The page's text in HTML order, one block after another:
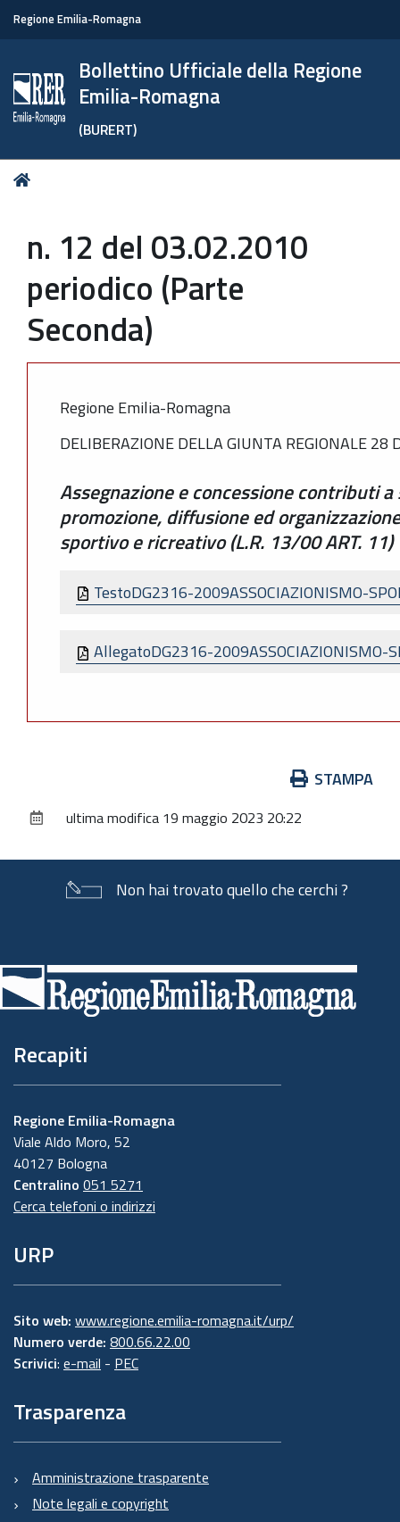
Regione Emilia-Romagna
Bollettino Ufficiale della Regione
Emilia-Romagna
(BURERT)
Tu
n. 12 del 03.02.2010
periodico (Parte
Seconda)
Regione Emilia-Romagna
DELIBERAZIONE DELLA GIUNTA REGIONALE
Assegnazione e concessione contributi
promozione, diffusione ed
sportivo e ricreativo (L.R. 13/00 ART. 11)
TestoDG2316-2009ASSOCIAZIONISMO-
AllegatoDG2316-2009ASSOCIAZIONISMO-
documento
STAMPA
ultima modifica 19 maggio 2023 20:22
Non hai trovato quello che cerchi ?
di
pagina
Recapiti
Regione Emilia-Romagna
Viale Aldo Moro, 52
40127 Bologna
Centralino 051 5271
Cerca telefoni o indirizzi
URP
Sito web: www.regione.emilia-romagna.it/urp/
Numero verde: 800.66.22.00
Scrivici: e-mail - PEC
Trasparenza
Amministrazione trasparente
Note legali e copyright